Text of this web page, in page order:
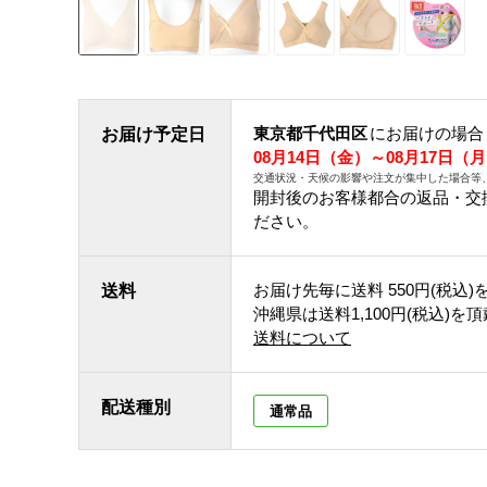
お届け予定日 東京都千代田区にお届けの場合
08月14日（金）～08月17日（
交通状況・天候の影響や注文が集中した場合
開封後のお客様都合の返品・
ださい。
送料 お届け先毎に送料 550円(税込)
沖縄県は送料1,100円(税込)を
送料について
配送種別 通常品